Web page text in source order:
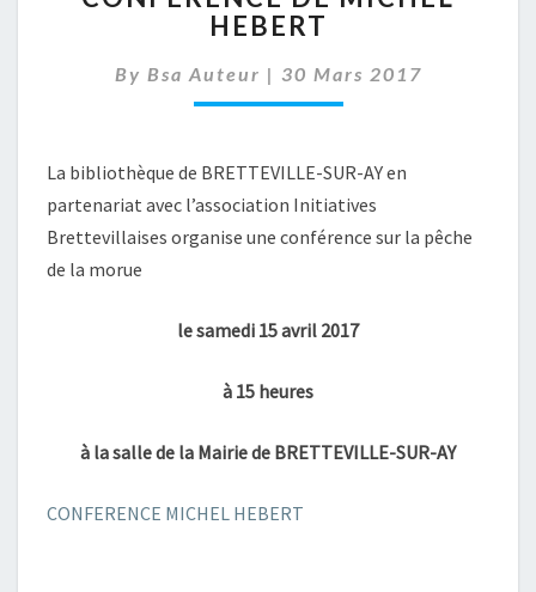
MICHEL
HEBERT
By Bsa Auteur | 30 Mars 2017
La bibliothèque de BRETTEVILLE-SUR-AY en
partenariat avec l’association Initiatives
Brettevillaises organise une conférence sur la pêche
de la morue
le samedi 15 avril 2017
à 15 heures
à la salle de la Mairie de BRETTEVILLE-SUR-AY
CONFERENCE MICHEL HEBERT